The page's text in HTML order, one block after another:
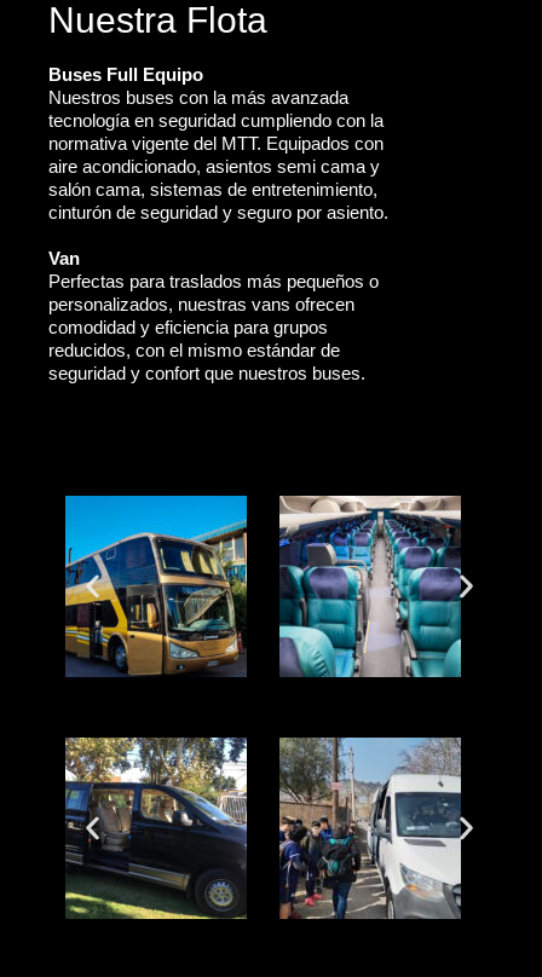
Nuestra Flota
Buses Full Equipo
Nuestros buses con la más avanzada
tecnología en seguridad cumpliendo con la
normativa vigente del MTT. Equipados con
aire acondicionado, asientos semi cama y
salón cama, sistemas de entretenimiento,
cinturón de seguridad y seguro por asiento.
Van
Perfectas para traslados más pequeños o
personalizados, nuestras vans ofrecen
comodidad y eficiencia para grupos
reducidos, con el mismo estándar de
seguridad y confort que nuestros buses.